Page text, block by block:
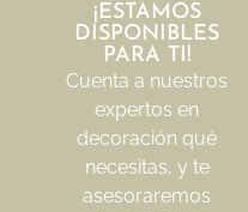
¡ESTAMOS
DISPONIBLES
PARA TI!
Cuenta a nuestros
expertos en
decoración qué
necesitas, y te
asesoraremos